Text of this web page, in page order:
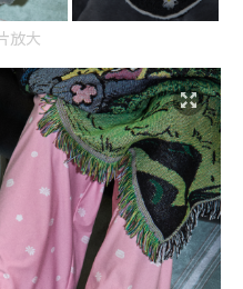
放大